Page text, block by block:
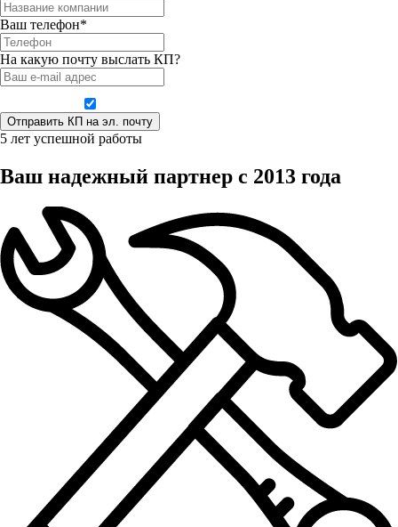
Ваш телефон*
На какую почту выслать КП?
5 лет успешной работы
Ваш надежный партнер с 2013 года